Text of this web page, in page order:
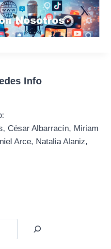
Info
César Albarracín, Miriam
Arce, Natalia Alaniz,